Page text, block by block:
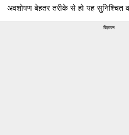
अवशोषण बेहतर तरीके से हो यह सुनिश्चित
विज्ञापन